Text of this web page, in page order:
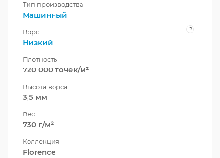
Тип производства
Машинный
Ворс ?
Низкий
Плотность
720 000 точек/м²
Высота ворса
3,5 мм
Вес
730 г/м²
Коллекция
Florence